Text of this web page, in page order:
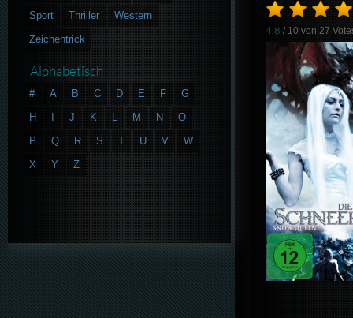
4.8 / 10 von27
Sport
Thriller
Western
Zeichentrick
Alphabetisch
# A B C D E F
G
H
J K L M N
O
P
Q R S T U V
W
X
Y Z